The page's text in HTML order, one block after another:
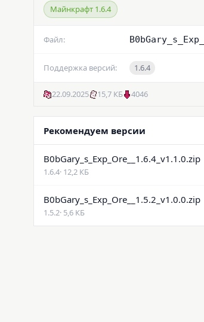
Майнкрафт 1.6.4
Файл:
Поддержка версий: 1.6.4
22.09.2025 15,7 КБ 4046
Рекомендуем версии
B0bGary_s_Exp_Ore__1.6.4_v1.1.0.zip
1.6.4· 12,2 КБ
B0bGary_s_Exp_Ore__1.5.2_v1.0.0.zip
1.5.2· 5,6 КБ